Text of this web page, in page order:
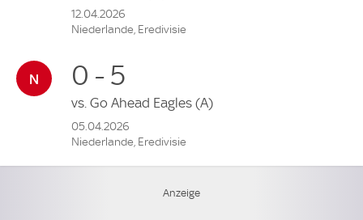
12.04.2026
Niederlande, Eredivisie
0 - 5
vs. Go Ahead Eagles (A)
05.04.2026
Niederlande, Eredivisie